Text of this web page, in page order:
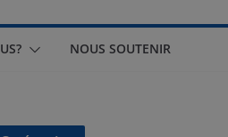
NOUS SOUTENIR